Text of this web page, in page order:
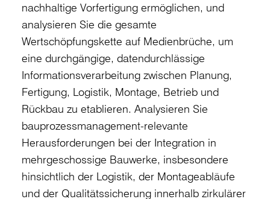
nachhaltige Vorfertigung ermöglichen, und
analysieren Sie die gesamte
Wertschöpfungskette auf Medienbrüche, um
eine durchgängige, datendurchlässige
Informationsverarbeitung zwischen Planung,
Fertigung, Logistik, Montage, Betrieb und
Rückbau zu etablieren. Analysieren Sie
bauprozessmanagement-relevante
Herausforderungen bei der Integration in
mehrgeschossige Bauwerke, insbesondere
hinsichtlich der Logistik, der Montageabläufe
und der Qualitätssicherung innerhalb zirkulärer